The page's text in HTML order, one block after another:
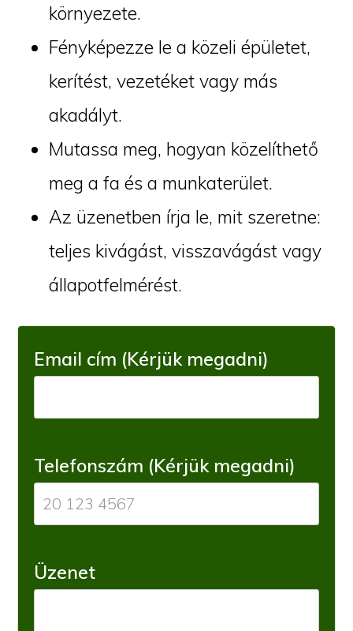
környezete.
Fényképezze le a közeli épületet,
kerítést, vezetéket vagy más
akadályt.
Mutassa meg, hogyan közelíthető
meg a fa és a munkaterület.
Az üzenetben írja le, mit szeretne:
teljes kivágást, visszavágást vagy
állapotfelmérést.
Email cím (Kérjük megadni)
Telefonszám (Kérjük megadni)
Üzenet